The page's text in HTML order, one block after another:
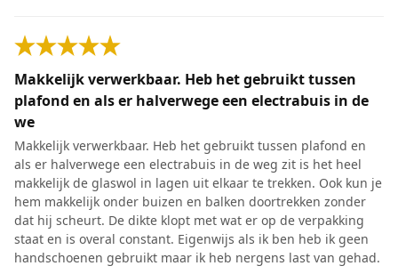
Makkelijk verwerkbaar. Heb het gebruikt tussen
plafond en als er halverwege een electrabuis in de
we
Makkelijk verwerkbaar. Heb het gebruikt tussen plafond en
als er halverwege een electrabuis in de weg zit is het heel
makkelijk de glaswol in lagen uit elkaar te trekken. Ook kun je
hem makkelijk onder buizen en balken doortrekken zonder
dat hij scheurt. De dikte klopt met wat er op de verpakking
staat en is overal constant. Eigenwijs als ik ben heb ik geen
handschoenen gebruikt maar ik heb nergens last van gehad.